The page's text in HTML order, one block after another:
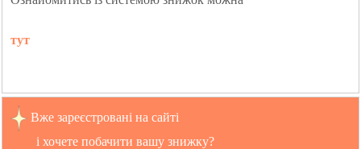
тут
Вже зареєстровані на сайті
і хочете побачити вашу знижку?